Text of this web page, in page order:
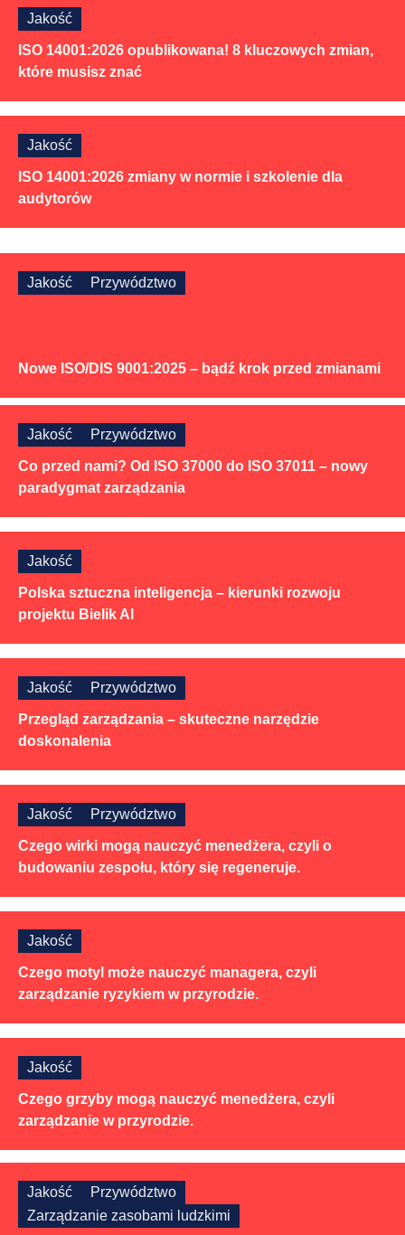
Jakość
ISO 14001:2026 opublikowana! 8 kluczowych zmian,
które musisz znać
Jakość
ISO 14001:2026 zmiany w normie i szkolenie dla
audytorów
Jakość Przywództwo
Nowe ISO/DIS 9001:2025 – bądź krok przed zmianami
Jakość Przywództwo
Co przed nami? Od ISO 37000 do ISO 37011 – nowy
paradygmat zarządzania
Jakość
Polska sztuczna inteligencja – kierunki rozwoju
projektu Bielik AI
Jakość Przywództwo
Przegląd zarządzania – skuteczne narzędzie
doskonalenia
Jakość Przywództwo
Czego wirki mogą nauczyć menedżera, czyli o
budowaniu zespołu, który się regeneruje.
Jakość
Czego motyl może nauczyć managera, czyli
zarządzanie ryzykiem w przyrodzie.
Jakość
Czego grzyby mogą nauczyć menedżera, czyli
zarządzanie w przyrodzie.
Jakość
Przywództwo
Zarządzanie zasobami ludzkimi